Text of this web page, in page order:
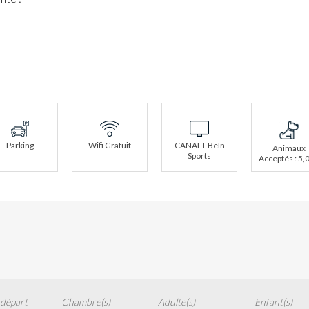
Parking Wifi Gratuit
CANAL+ BeIn
Sports
Animaux
Acceptés :
Chambre(s) Adulte(s) Enfant(s)